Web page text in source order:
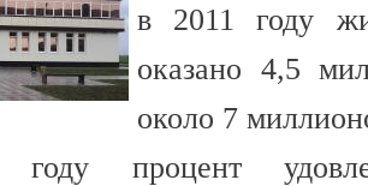
в 2011 году
оказано 4,5
около 7
процент